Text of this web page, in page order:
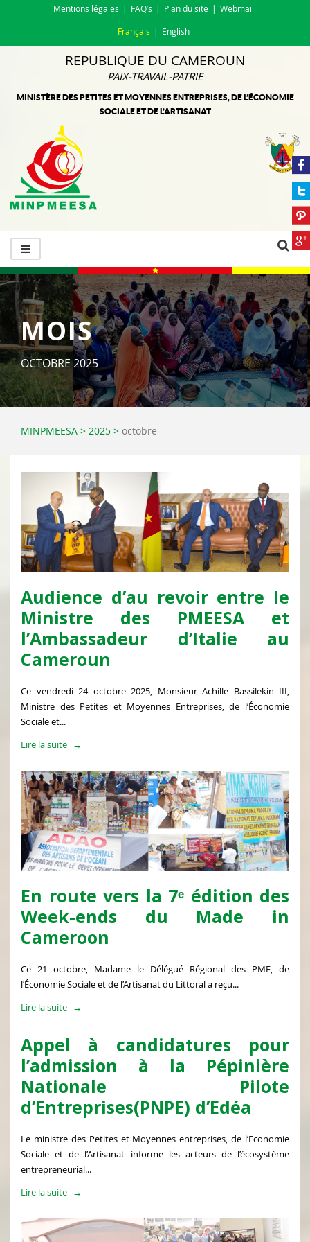
Mentions légales FAQ’s Plan du site Webmail
Français English
REPUBLIQUE DU CAMEROUN
PAIX-TRAVAIL-PATRIE
MINISTÈRE DES PETITES ET MOYENNES ENTREPRISES, DE L’ÉCONOMIE
SOCIALE ET DE L’ARTISANAT
MOIS
OCTOBRE 2025
MINPMEESA > 2025 > octobre
Audience d’au revoir entre le
Ministre des PMEESA et
l’Ambassadeur d’Italie au
Cameroun
Ce vendredi 24 octobre 2025, Monsieur Achille Bassilekin III,
Ministre des Petites et Moyennes Entreprises, de l’Économie
Sociale et...
Lire la suite
En route vers la 7ᵉ édition des
Week-ends du Made in
Cameroon
Ce 21 octobre, Madame le Délégué Régional des PME, de
l’Économie Sociale et de l’Artisanat du Littoral a reçu...
Lire la suite
Appel à candidatures pour
l’admission à la Pépinière
Nationale Pilote
d’Entreprises(PNPE) d’Edéa
Le ministre des Petites et Moyennes entreprises, de l’Economie
Sociale et de l’Artisanat informe les acteurs de l’écosystème
entrepreneurial...
Lire la suite